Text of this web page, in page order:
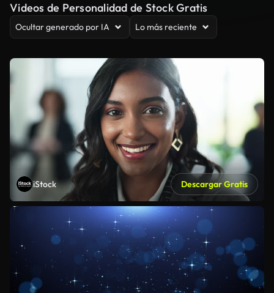
Videos de Personalidad de Stock Gratis
Ocultar generado por IA Lo más reciente
iStock Descargar Gratis